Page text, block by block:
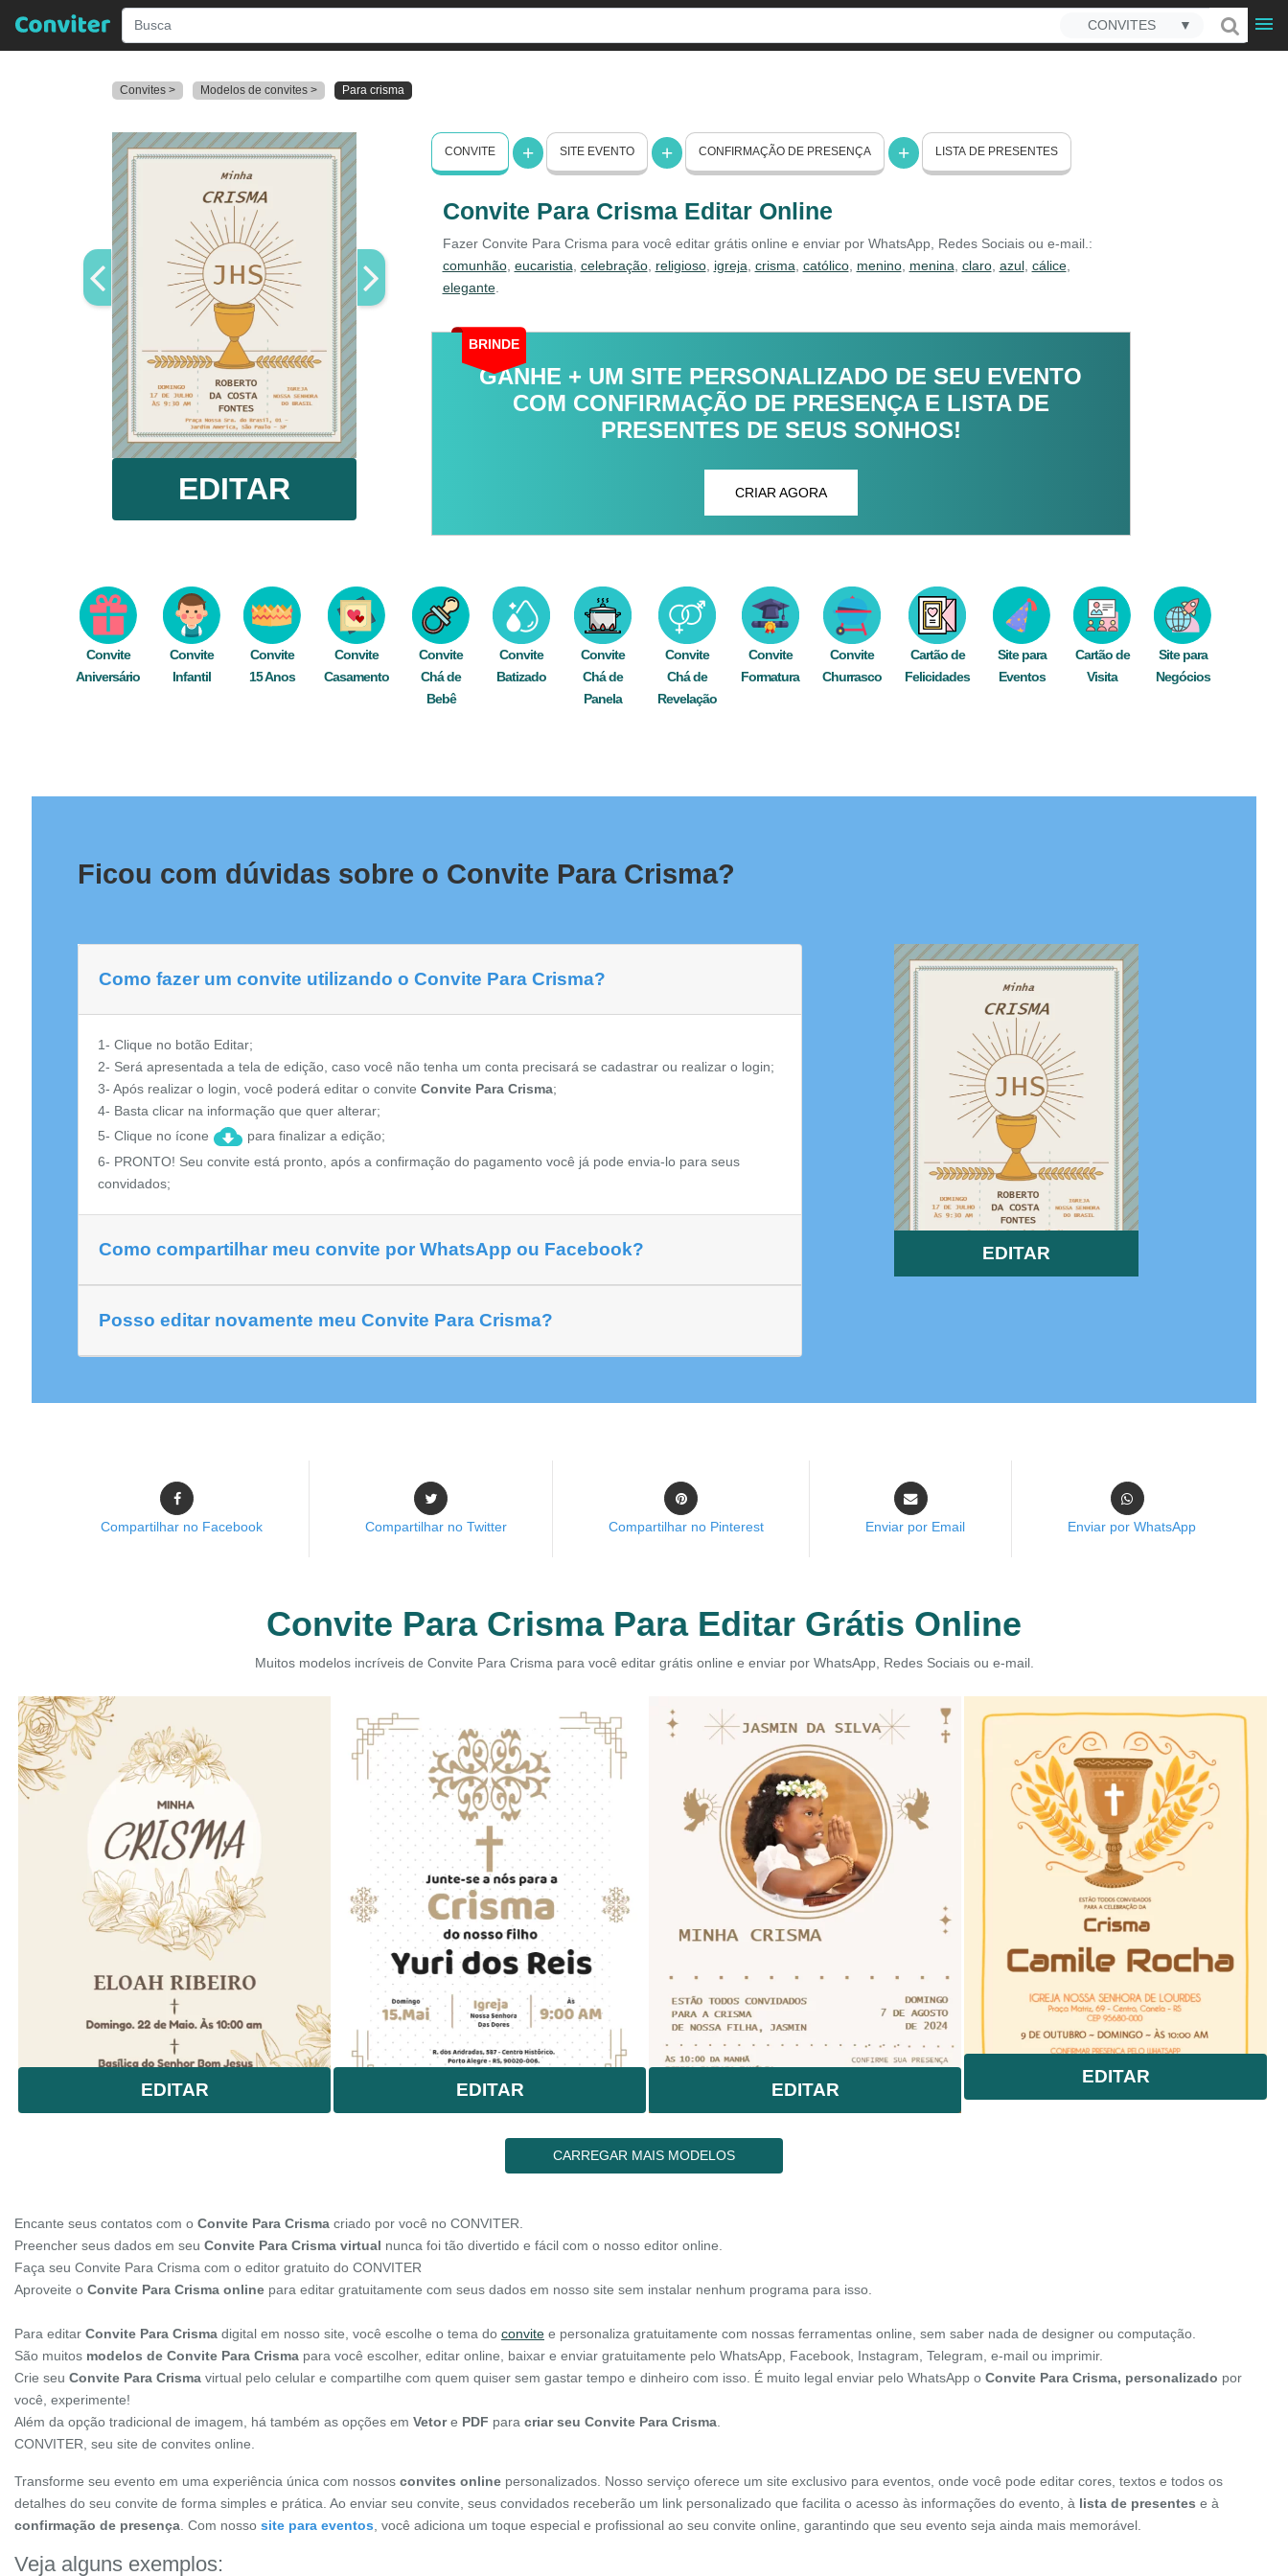
CONVITES ▼
Convites > Modelos de convites > Para crisma
EDITAR
CONVITE SITE EVENTO CONFIRMAÇÃO DE PRESENÇA LISTA DE PRESENTES
Convite Para Crisma Editar Online
Fazer Convite Para Crisma para você editar grátis online e enviar por WhatsApp, Redes Sociais ou e-mail.:
comunhão, eucaristia celebração, religioso, igreja crisma católico, menino, menina claro, azul, cálice,
elegante.
BRINDE
GANHE + UM SITE PERSONALIZADO DE SEU EVENTO
COM CONFIRMAÇÃO DE PRESENÇA E LISTA DE
PRESENTES DE SEUS SONHOS!
CRIAR AGORA
Convite
Aniversário
Convite
Infantil
Convite
15 Anos
Convite
Casamento
Convite
Chá de
Bebê
Convite
Batizado
Convite
Chá de
Panela
Convite
Chá de
Revelação
Convite
Formatura
Convite
Churrasco
Cartão de
Felicidades
Site para
Eventos
Cartão de
Visita
Site para
Negócios
Ficou com dúvidas sobre o Convite Para Crisma?
Como fazer um convite utilizando o Convite Para Crisma?
1- Clique no botão Editar;
2- Será apresentada a tela de edição, caso você não tenha um conta precisará se cadastrar ou realizar o login;
3- Após realizar o login, você poderá editar o convite Convite Para Crisma;
4- Basta clicar na informação que quer alterar;
5- Clique no ícone
para finalizar a edição;
6- PRONTO! Seu convite está pronto, após a confirmação do pagamento você já pode envia-lo para seus
convidados;
Como compartilhar meu convite por WhatsApp ou Facebook?
Posso editar novamente meu Convite Para Crisma?
EDITAR
Compartilhar no Facebook Compartilhar no Twitter Compartilhar no Pinterest Enviar por Email Enviar por WhatsApp
Convite Para Crisma Para Editar Grátis Online
Muitos modelos incríveis de Convite Para Crisma para você editar grátis online e enviar por WhatsApp, Redes Sociais ou e-mail.
EDITAR EDITAR EDITAR
EDITAR
CARREGAR MAIS MODELOS
Encante seus contatos com o Convite Para Crisma criado por você no CONVITER.
Preencher seus dados em seu Convite Para Crisma virtual nunca foi tão divertido e fácil com o nosso editor online.
Faça seu Convite Para Crisma com o editor gratuito do CONVITER
Aproveite o Convite Para Crisma online para editar gratuitamente com seus dados em nosso site sem instalar nenhum programa para isso.
Para editar Convite Para Crisma digital em nosso site, você escolhe o tema do convite e personaliza gratuitamente com nossas ferramentas online, sem saber nada de designer ou computação.
São muitos modelos de Convite Para Crisma para você escolher, editar online, baixar e enviar gratuitamente pelo WhatsApp, Facebook, Instagram, Telegram, e-mail ou imprimir.
Crie seu Convite Para Crisma virtual pelo celular e compartilhe com quem quiser sem gastar tempo e dinheiro com isso. É muito legal enviar pelo WhatsApp o Convite Para Crisma, personalizado por
você, experimente!
Além da opção tradicional de imagem, há também as opções em Vetore PDF para criar seu Convite Para Crisma
CONVITER, seu site de convites online.
Transforme seu evento em uma experiência única com nossos convites online personalizados. Nosso serviço oferece um site exclusivo para eventos, onde você pode editar cores, textos e todos os
detalhes do seu convite de forma simples e prática. Ao enviar seu convite, seus convidados receberão um link personalizado que facilita o acesso às informações do evento, à lista de presentes e à
confirmação de presença . Com nosso site para eventos , você adiciona um toque especial e profissional ao seu convite online, garantindo que seu evento seja ainda mais memorável.
Veja alguns exemplos: